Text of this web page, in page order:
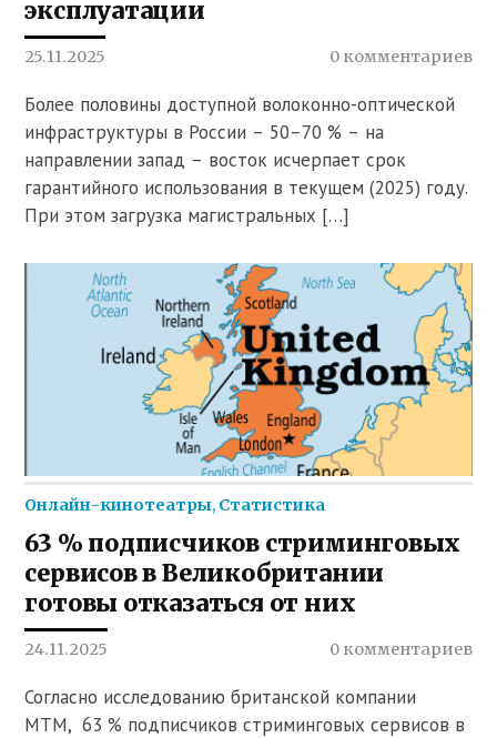
эксплуатации
25.11.2025 0 комментариев
Более половины доступной волоконно-оптической
инфраструктуры в России – 50–70 % – на
направлении запад – восток исчерпает срок
гарантийного использования в текущем (2025) году.
При этом загрузка магистральных […]
Онлайн-кинотеатры, Статистика
63 % подписчиков стриминговых
сервисов в Великобритании
готовы отказаться от них
24.11.2025 0 комментариев
Согласно исследованию британской компании
MTM, 63 % подписчиков стриминговых сервисов в